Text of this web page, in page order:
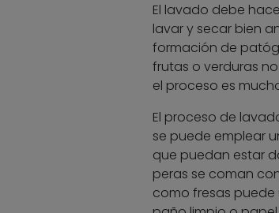
El lavado debe
lavar y secar bien
formación de
frutas o verduras
el proceso es
El proceso de
se puede emplear
que puedan estar
peras se coman
como fresas puede